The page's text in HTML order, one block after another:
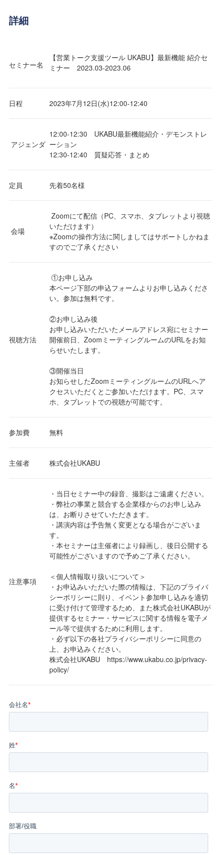
詳細
セミナー名
【営業トーク支援ツール UKABU】最新機能 紹介セ
ミナー 2023.03-2023.06
日程 2023年7月12日(水)12:00‐12:40
アジェンダ
12:00-12:30 UKABU最新機能紹介・デモンストレ
ーション
12:30-12:40 質疑応答・まとめ
定員 先着50名様
会場
Zoomにて配信（PC、スマホ、タブレットより視聴
いただけます）
※Zoomの操作方法に関しましてはサポートしかねま
すのでご了承ください
視聴方法
①お申し込み
本ページ下部の申込フォームよりお申し込みくださ
い。参加は無料です。
②お申し込み後
お申し込みいただいたメールアドレス宛にセミナー
開催前日、ZoomミーティングルームのURLをお知
らせいたします。
③開催当日
お知らせしたZoomミーティングルームのURLへア
クセスいただくとご参加いただけます。PC、スマ
ホ、タブレットでの視聴が可能です。
参加費 無料
主催者 株式会社UKABU
注意事項
・当日セミナー中の録音、撮影はご遠慮ください。
・弊社の事業と競合する企業様からのお申し込み
は、お断りさせていただきます。
・講演内容は予告無く変更となる場合がございま
す。
・本セミナーは主催者により録画し、後日公開する
可能性がございますので予めご了承ください。
＜個人情報取り扱いについて＞
・お申込みいただいた際の情報は、下記のプライバ
シーポリシーに則り、イベント参加申し込みを適切
に受け付けて管理するため、また株式会社UKABUが
提供するセミナー・サービスに関する情報を電子メ
ール等で提供するために利用します。
・必ず以下の各社プライバシーポリシーに同意の
上、お申込みください。
株式会社UKABU https://www.ukabu.co.jp/privacy-
policy/